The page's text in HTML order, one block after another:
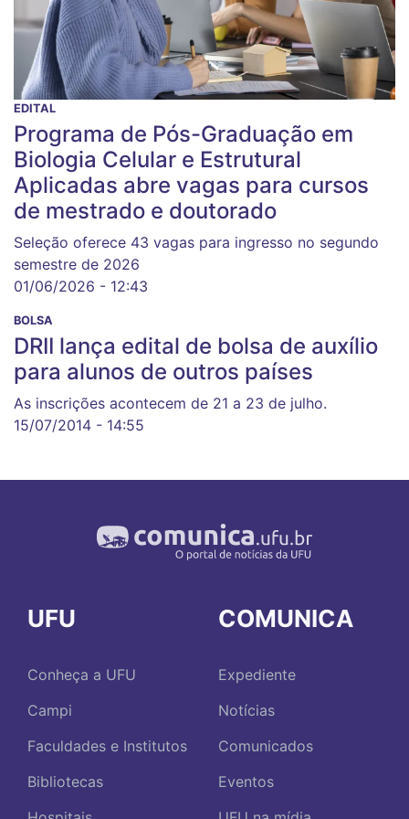
EDITAL
Programa de Pós-Graduação em
Biologia Celular e Estrutural
Aplicadas abre vagas para cursos
de mestrado e doutorado
Seleção oferece 43 vagas para ingresso no segundo
semestre de 2026
01/06/2026 - 12:43
BOLSA
DRII lança edital de bolsa de auxílio
para alunos de outros países
As inscrições acontecem de 21 a 23 de julho.
15/07/2014 - 14:55
UFU
Conheça a UFU
Campi
Faculdades e Institutos
Bibliotecas
COMUNICA
Expediente
Notícias
Comunicados
Eventos